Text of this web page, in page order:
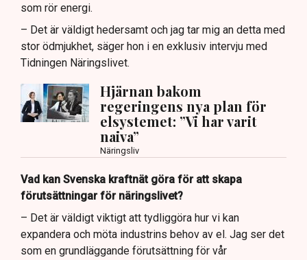
som rör energi.
– Det är väldigt hedersamt och jag tar mig an detta med
stor ödmjukhet, säger hon i en exklusiv intervju med
Tidningen Näringslivet.
Hjärnan bakom
regeringens nya plan för
elsystemet: ”Vi har varit
naiva”
Näringsliv
Vad kan Svenska kraftnät göra för att skapa
förutsättningar för näringslivet?
– Det är väldigt viktigt att tydliggöra hur vi kan
expandera och möta industrins behov av el. Jag ser det
som en grundläggande förutsättning för vår